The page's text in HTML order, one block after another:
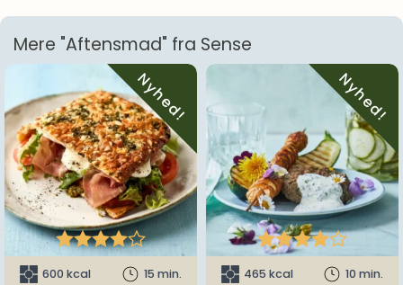
Mere "Aftensmad" fra Sense
Nyhed!

600 kcal 15 min.
Nyhed!

465 kcal 10 min.